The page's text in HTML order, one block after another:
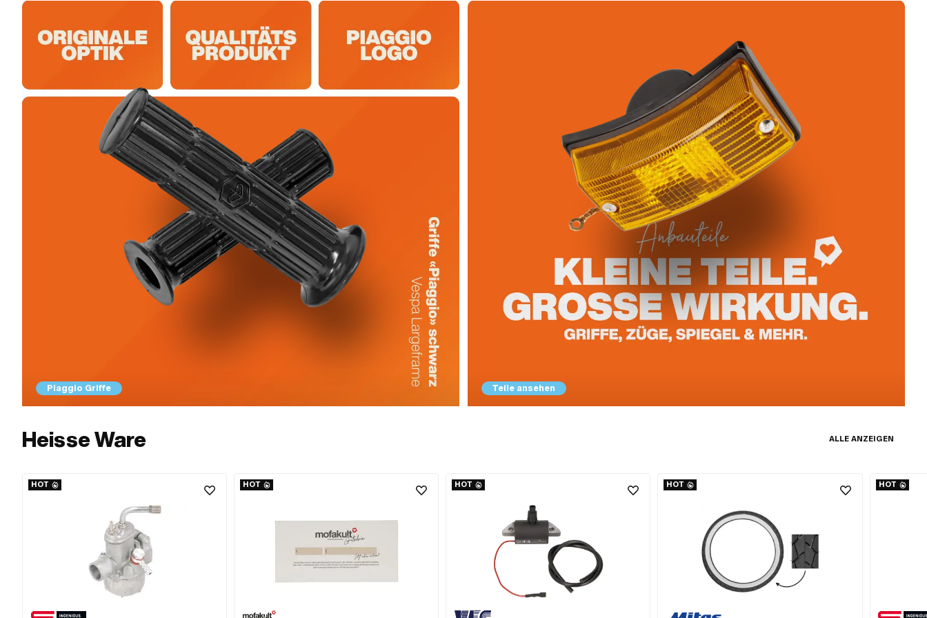
mm · Gesamtlänge: 1315 mm · Gesamtlänge: 1695 mm ·
Piaggio Griffe Teile ansehen
Heisse Ware ALLE ANZEIGEN
HOT HOT HOT HOT HOT